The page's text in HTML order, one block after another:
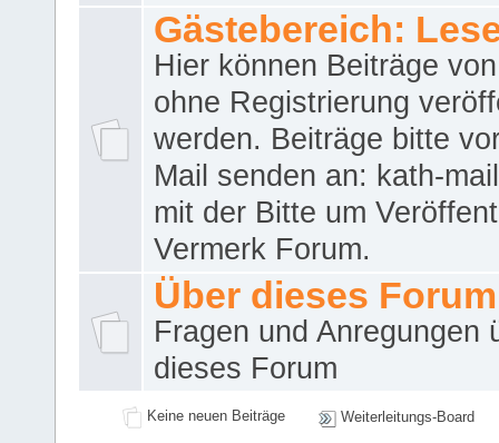
Gästebereich:
Hier können Beiträge
ohne Registrierung
werden. Beiträge bitte
Mail senden an: kath-
mit der Bitte um
Vermerk Forum.
Über dieses Forum
Fragen und Anregungen
dieses Forum
Keine neuen Beiträge Weiterleitungs-Board